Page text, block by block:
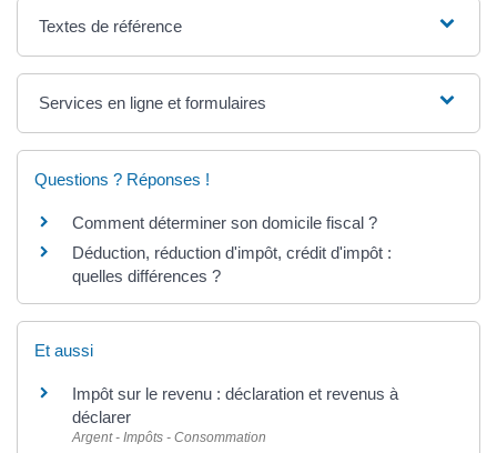
Textes de référence
Services en ligne et formulaires
Questions ? Réponses !
Comment déterminer son domicile fiscal ?
Déduction, réduction d'impôt, crédit d'impôt :
quelles différences ?
Et aussi
Impôt sur le revenu : déclaration et revenus à
déclarer
Argent - Impôts - Consommation